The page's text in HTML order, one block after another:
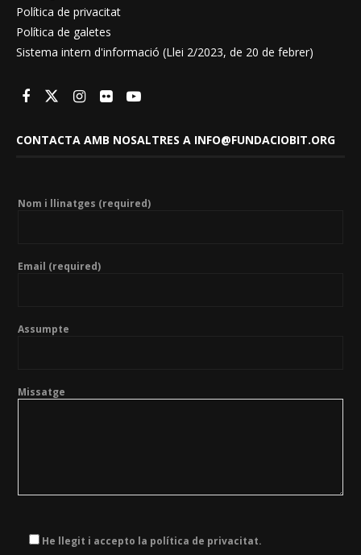
Política de privacitat
Política de galetes
Sistema intern d'informació (Llei 2/2023, de 20 de febrer)
CONTACTA AMB NOSALTRES A INFO@FUNDACIOBIT.ORG
Nom i llinatges (required)
Email (required)
Assumpte
Missatge
He llegit i accepto la política de privacitat.